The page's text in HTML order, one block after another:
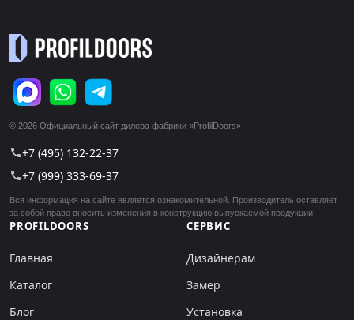
© 2026 Официальный сайт дилера фабрики «ProfilDoors»
call+7 (495) 132-22-37
call+7 (999) 333-69-37
Вся информация на сайте является ознакомительной. Производитель оставляет
за собой право вносить изменения в конструкцию выпускаемой продукции.
PROFILDOORS
Главная
Каталог
Блог
СЕРВИС
Дизайнерам
Замер
Установка